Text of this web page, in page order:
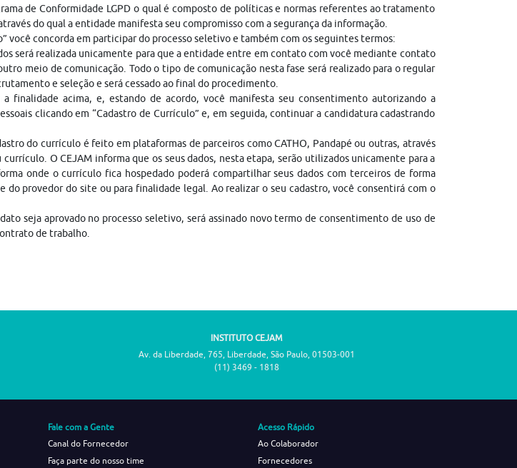
de Conformidade LGPD o qual é composto de políticas e normas referentes ao tratamento
do qual a entidade manifesta seu compromisso com a segurança da informação.
você concorda em participar do processo seletivo e também com os seguintes termos:
será realizada unicamente para que a entidade entre em contato com você mediante contato
meio de comunicação. Todo o tipo de comunicação nesta fase será realizado para o regular
e seleção e será cessado ao final do procedimento.
finalidade acima, e, estando de acordo, você manifesta seu consentimento autorizando a
clicando em “Cadastro de Currículo” e, em seguida, continuar a candidatura cadastrando
do currículo é feito em plataformas de parceiros como CATHO, Pandapé ou outras, através
currículo. O CEJAM informa que os seus dados, nesta etapa, serão utilizados unicamente para a
onde o currículo fica hospedado poderá compartilhar seus dados com terceiros de forma
do provedor do site ou para finalidade legal. Ao realizar o seu cadastro, você consentirá com o
seja aprovado no processo seletivo, será assinado novo termo de consentimento de uso de
de trabalho.
INSTITUTO CEJAM
Av. da Liberdade, 765, Liberdade, São Paulo, 01503-001
(11) 3469 - 1818
Fale com a Gente
Canal do Fornecedor
Faça parte do nosso time
Acesso Rápido
Ao Colaborador
Fornecedores